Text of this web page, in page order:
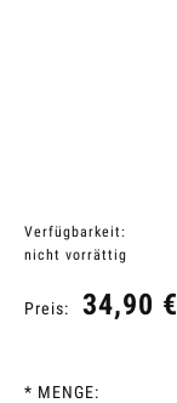
Verfügbarkeit:
nicht vorrättig
Preis: 34,90 €
* MENGE: